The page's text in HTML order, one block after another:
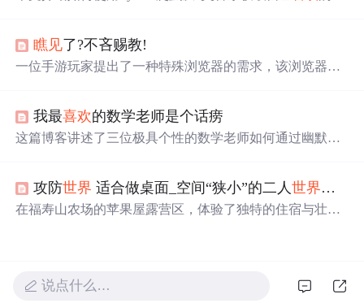
cel表格中。
瞧见了?不吝赐教!
一位手游玩家提出了一种特殊浏览器的需求，该浏览器能
我最喜欢的数学老师是个话痨
这篇博客讲述了三位极具个性的数学老师如何通过幽默风
数学概念，如函数、导数、积分和极限，帮助学生建立起
对高等数学的信心。通过这种方式，他们不仅传授了知
攻防世界 适合做桌面_空间“狭小”的二人世界，适
在福寿山农场的苹果屋露营区，体验了独特的住宿与壮观
说点什么…